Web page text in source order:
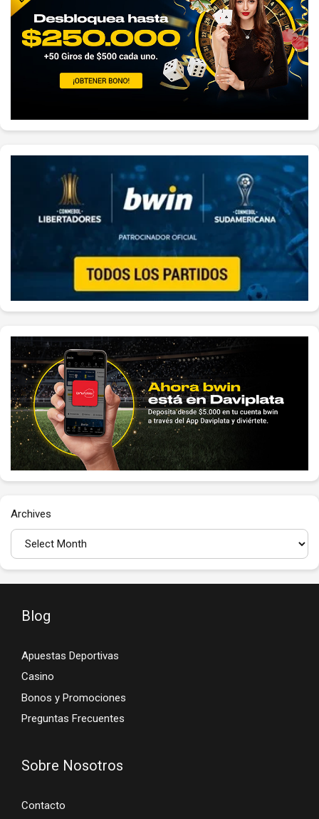
Archives
Blog
Apuestas Deportivas
Casino
Bonos y Promociones
Preguntas Frecuentes
Sobre Nosotros
Contacto